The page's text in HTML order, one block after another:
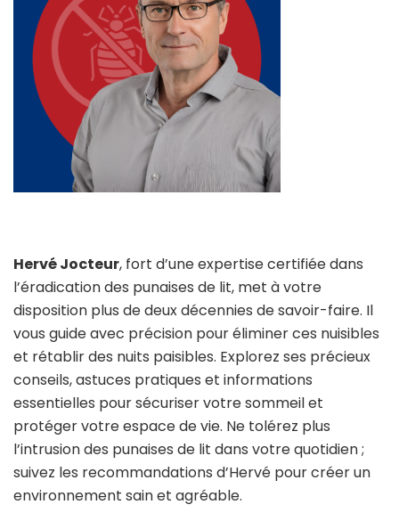
Hervé Jocteur, fort d’une expertise certifiée dans
l’éradication des punaises de lit, met à votre
disposition plus de deux décennies de savoir-faire. Il
vous guide avec précision pour éliminer ces nuisibles
et rétablir des nuits paisibles. Explorez ses précieux
conseils, astuces pratiques et informations
essentielles pour sécuriser votre sommeil et
protéger votre espace de vie. Ne tolérez plus
l’intrusion des punaises de lit dans votre quotidien ;
suivez les recommandations d’Hervé pour créer un
environnement sain et agréable.